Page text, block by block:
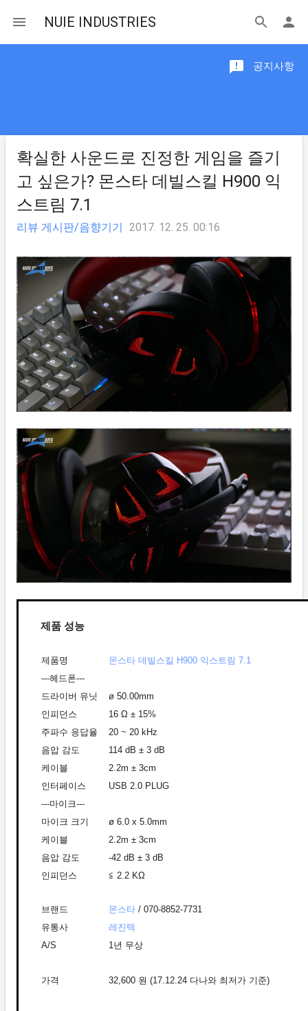
NUIE INDUSTRIES
공지사항
확실한 사운드로 진정한 게임을 즐기
고 싶은가? 몬스타 데빌스킬 H900 익
스트림 7.1
리뷰 게시판/음향기기 2017. 12. 25. 00:16
제품 성능
제품명
몬스타 데빌스킬 H900 익스트림 7.1
---헤드폰---
드라이버 유닛
ø 50.00mm
인피던스
16 Ω ± 15%
주파수 응답율
20 ~ 20 kHz
음압 감도
114 dB ± 3 dB
케이블
2.2m ± 3cm
인터페이스
USB 2.0 PLUG
---마이크---
마이크 크기
ø 6.0 x 5.0mm
케이블
2.2m ± 3cm
음압 감도
-42 dB ± 3 dB
인피던스
≦ 2.2 KΩ
브랜드 몬스타 / 070-8852-7731
유통사
레진텍
A/S
1년 무상
가격 32,600 원 (17.12.24 다나와 최저가 기준)